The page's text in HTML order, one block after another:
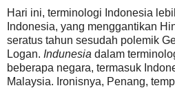
Hari ini, terminologi Indonesia
Indonesia, yang menggantikan
seratus tahun sesudah polemik
Logan. Indunesia dalam
beberapa negara, termasuk
Malaysia. Ironisnya, Penang,